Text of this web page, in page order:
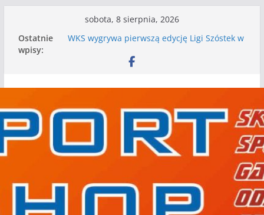
treści
sobota, 8 sierpnia, 2026
Ostatnie
wpisy:
WKS wygrywa pierwszą edycję Ligi Szóstek w
I mamy kolejne gry kontrolne, piłkarskie
Mecz o wygraną w I Edycji Lidze Szóstek Piłki
Nasze piłkarskie zespoły w toku przygotowań
do sezonu. Kolejne gry kontrolne przed nimi
Kolejne gry kontrolne naszych piłkarskich
zespołów za nami